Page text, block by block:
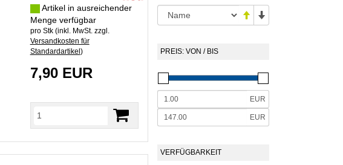
PREIS: VON / BIS
EUR
EUR
VERFÜGBARKEIT
Artikel in ausreichender
Menge verfügbar
pro Stk (inkl. MwSt. zzgl.
Versandkosten für
Standardartikel )
7,90 EUR